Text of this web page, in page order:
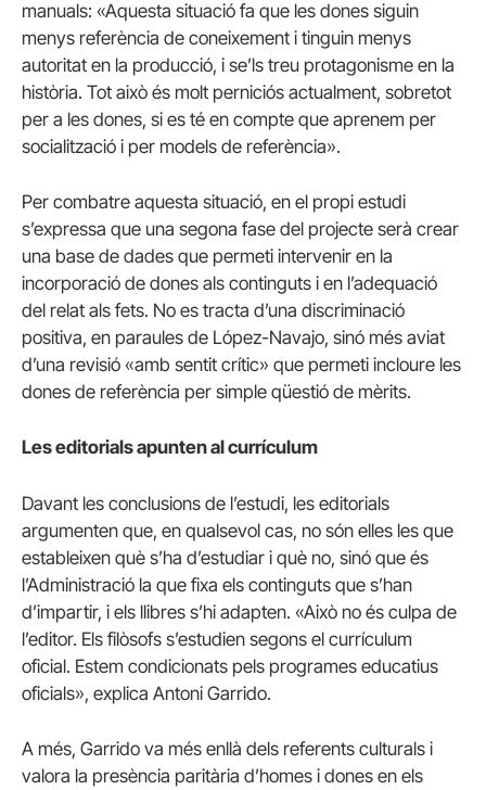
manuals: «Aquesta situació fa que les dones siguin
menys referència de coneixement i tinguin menys
autoritat en la producció, i se’ls treu protagonisme en la
història. Tot això és molt perniciós actualment, sobretot
per a les dones, si es té en compte que aprenem per
socialització i per models de referència».
Per combatre aquesta situació, en el propi estudi
s’expressa que una segona fase del projecte serà crear
una base de dades que permeti intervenir en la
incorporació de dones als continguts i en l’adequació
del relat als fets. No es tracta d’una discriminació
positiva, en paraules de López-Navajo, sinó més aviat
d’una revisió «amb sentit crític» que permeti incloure les
dones de referència per simple qüestió de mèrits.
Les editorials apunten al currículum
Davant les conclusions de l’estudi, les editorials
argumenten que, en qualsevol cas, no són elles les que
estableixen què s’ha d’estudiar i què no, sinó que és
l’Administració la que fixa els continguts que s’han
d’impartir, i els llibres s’hi adapten. «Això no és culpa de
l’editor. Els filòsofs s’estudien segons el currículum
oficial. Estem condicionats pels programes educatius
oficials», explica Antoni Garrido.
A més, Garrido va més enllà dels referents culturals i
valora la presència paritària d’homes i dones en els